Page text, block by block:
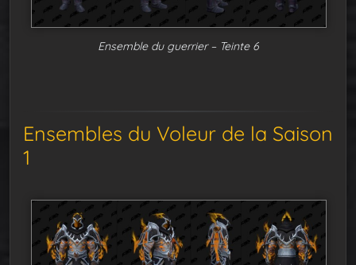
Ensemble du guerrier – Teinte 6
Ensembles du Voleur de la Saison
1